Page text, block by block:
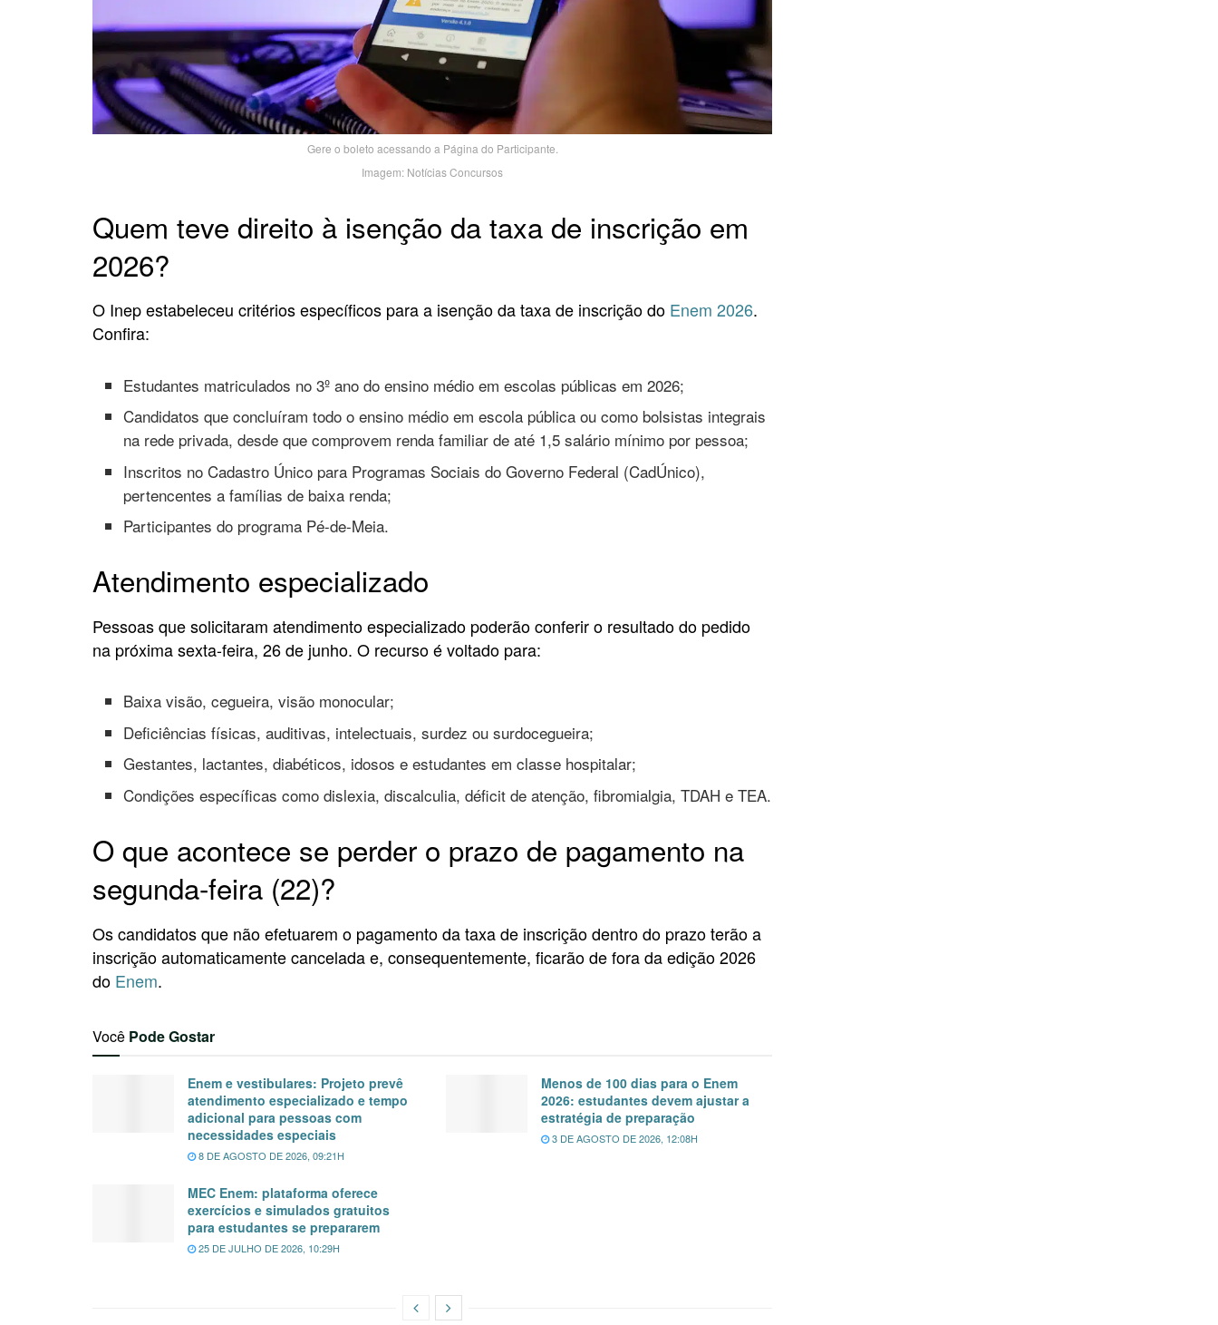
Gere o boleto acessando a Página do Participante.
Imagem: Notícias Concursos
Quem teve direito à isenção da taxa de inscrição em
2026?
O Inep estabeleceu critérios específicos para a isenção da taxa de inscrição do Enem 2026.
Confira:
Estudantes matriculados no 3º ano do ensino médio em escolas públicas em 2026;
Candidatos que concluíram todo o ensino médio em escola pública ou como bolsistas integrais
na rede privada, desde que comprovem renda familiar de até 1,5 salário mínimo por pessoa;
Inscritos no Cadastro Único para Programas Sociais do Governo Federal (CadÚnico),
pertencentes a famílias de baixa renda;
Participantes do programa Pé-de-Meia.
Atendimento especializado
Pessoas que solicitaram atendimento especializado poderão conferir o resultado do pedido
na próxima sexta-feira, 26 de junho. O recurso é voltado para:
Baixa visão, cegueira, visão monocular;
Deficiências físicas, auditivas, intelectuais, surdez ou surdocegueira;
Gestantes, lactantes, diabéticos, idosos e estudantes em classe hospitalar;
Condições específicas como dislexia, discalculia, déficit de atenção, fibromialgia, TDAH e TEA.
O que acontece se perder o prazo de pagamento na
segunda-feira (22)?
Os candidatos que não efetuarem o pagamento da taxa de inscrição dentro do prazo terão a
inscrição automaticamente cancelada e, consequentemente, ficarão de fora da edição 2026
do Enem.
Você Pode Gostar
Enem e vestibulares: Projeto prevê
atendimento especializado e tempo
adicional para pessoas com
necessidades especiais
8 DE AGOSTO DE 2026, 09:21H
Menos de 100 dias para o Enem
2026: estudantes devem ajustar a
estratégia de preparação
3 DE AGOSTO DE 2026, 12:08H
MEC Enem: plataforma oferece
exercícios e simulados gratuitos
para estudantes se prepararem
25 DE JULHO DE 2026, 10:29H